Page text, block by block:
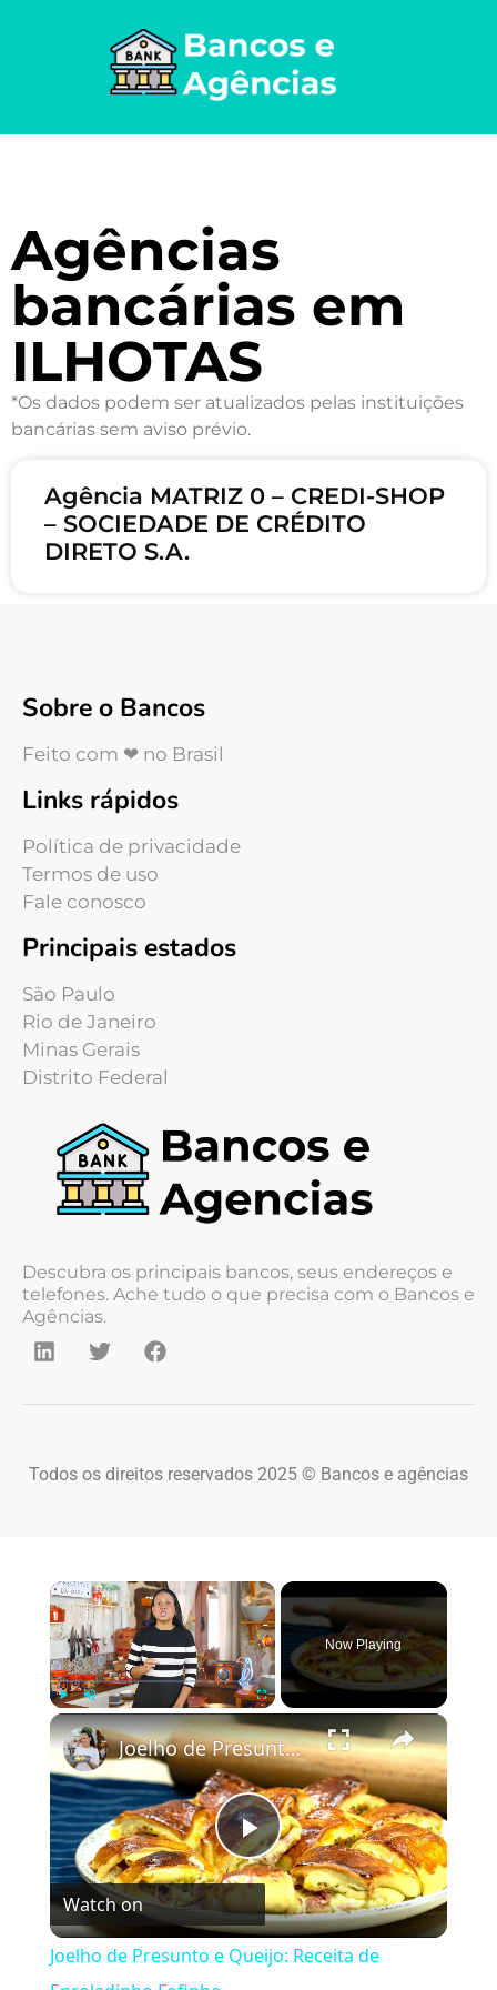
Agências
bancárias em
ILHOTAS
*Os dados podem ser atualizados pelas instituições
bancárias sem aviso prévio.
Agência MATRIZ 0 – CREDI-SHOP
– SOCIEDADE DE CRÉDITO
DIRETO S.A.
Sobre o Bancos
Feito com ❤ no Brasil
Links rápidos
Política de privacidade
Termos de uso
Fale conosco
Principais estados
São Paulo
Rio de Janeiro
Minas Gerais
Distrito Federal
Descubra os principais bancos, seus endereços e
telefones. Ache tudo o que precisa com o Bancos e
Agências.
Todos os direitos reservados 2025 © Bancos e agências
×
Now Playing
×
Play Video
Joelho de Presunto e Queijo: Receita de Enroladinho Fofinho
Watch on
Joelho de Presunto e Queijo: Receita de